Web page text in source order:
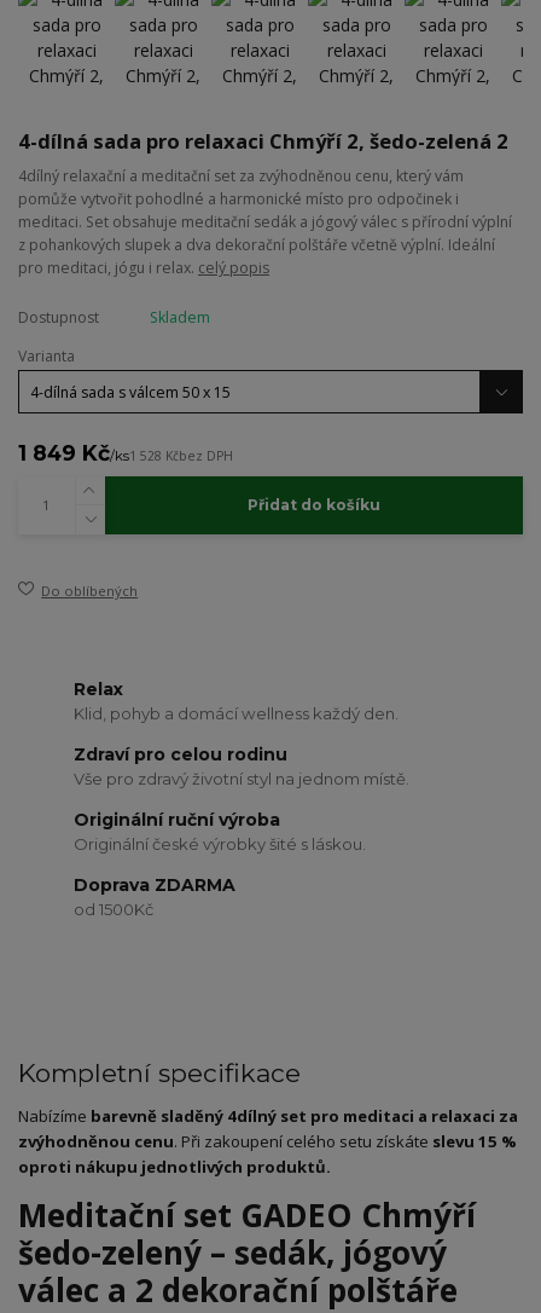
4-dílná sada pro relaxaci Chmýří 2, šedo-zelená 2
4dílný relaxační a meditační set za zvýhodněnou cenu, který vám
pomůže vytvořit pohodlné a harmonické místo pro odpočinek i
meditaci. Set obsahuje meditační sedák a jógový válec s přírodní výplní
z pohankových slupek a dva dekorační polštáře včetně výplní. Ideální
pro meditaci, jógu i relax. celý popis
Dostupnost
Skladem
Varianta
1 849 Kč/ks1 528 Kčbez DPH
Přidat do košíku
Do oblíbených
Relax
Klid, pohyb a domácí wellness každý den.
Zdraví pro celou rodinu
Vše pro zdravý životní styl na jednom místě.
Originální ruční výroba
Originální české výrobky šité s láskou.
Doprava ZDARMA
od 1500Kč
Kompletní specifikace
Nabízíme barevně sladěný 4dílný set pro meditaci a relaxaci za
zvýhodněnou cenu. Při zakoupení celého setu získáte slevu 15 %
oproti nákupu jednotlivých produktů.
Meditační set GADEO Chmýří
šedo-zelený – sedák, jógový
válec a 2 dekorační polštáře